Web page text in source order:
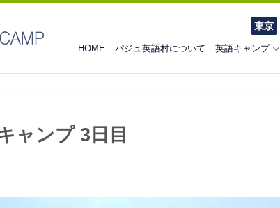
東京
HOME パジュ英語村について 英語キャンプ
ャンプ 3日目